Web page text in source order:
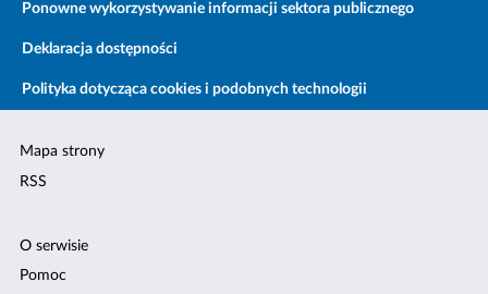
Ponowne wykorzystywanie informacji sektora publicznego
Deklaracja dostępności
Polityka dotycząca cookies i podobnych technologii
Mapa strony
RSS
O serwisie
Pomoc